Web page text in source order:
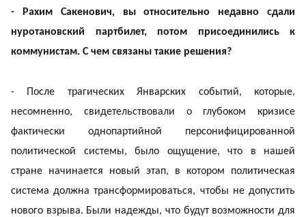
- Рахим Сакенович, вы относительно недавно сдали
нуротановский партбилет, потом присоединились к
коммунистам. С чем связаны такие решения?
- После трагических Январских событий, которые,
несомненно, свидетельствовали о глубоком кризисе
фактически однопартийной персонифицированной
политической системы, было ощущение, что в нашей
стране начинается новый этап, в котором политическая
система должна трансформироваться, чтобы не допустить
нового взрыва. Были надежды, что будут возможности для